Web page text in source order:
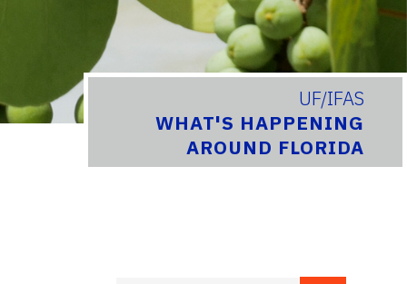
UF/IFAS
WHAT'S HAPPENING
AROUND FLORIDA